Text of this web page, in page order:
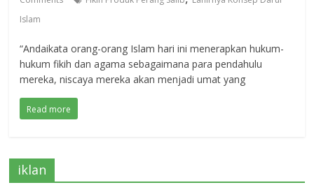
Islam
“Andaikata orang-orang Islam hari ini menerapkan hukum-
hukum fikih dan agama sebagaimana para pendahulu
mereka, niscaya mereka akan menjadi umat yang
Read more
iklan